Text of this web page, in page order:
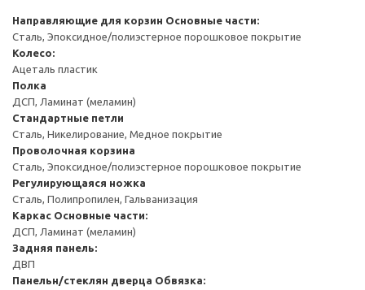
Направляющие для корзин Основные части:
Сталь, Эпоксидное/полиэстерное порошковое покрытие
Колесо:
Ацеталь пластик
Полка
ДСП, Ламинат (меламин)
Стандартные петли
Сталь, Никелирование, Медное покрытие
Проволочная корзина
Сталь, Эпоксидное/полиэстерное порошковое покрытие
Регулирующаяся ножка
Сталь, Полипропилен, Гальванизация
Каркас Основные части:
ДСП, Ламинат (меламин)
Задняя панель:
ДВП
Панельн/стеклян дверца Обвязка: